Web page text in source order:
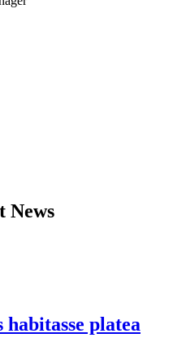
News
platea